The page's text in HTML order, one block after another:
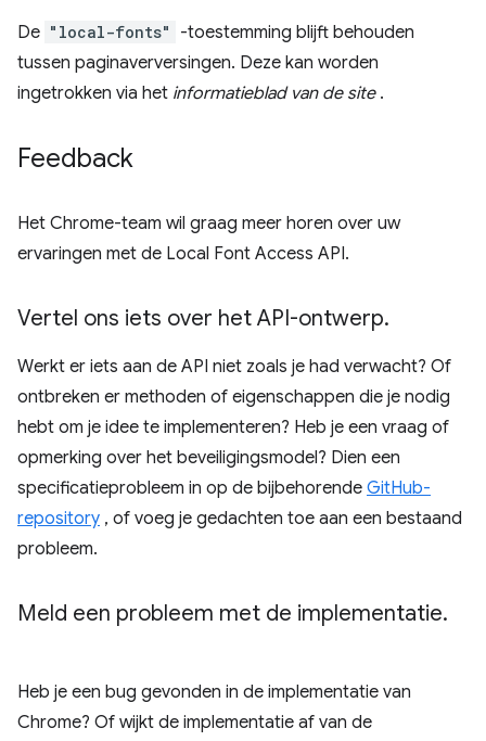
De "local-fonts"
-toestemming blijft behouden
tussen paginaverversingen. Deze kan worden
ingetrokken via het informatieblad van de site.
Feedback
Het Chrome-team wil graag meer horen over uw
ervaringen met de Local Font Access API.
Vertel ons iets over het API-ontwerp.
Werkt er iets aan de API niet zoals je had verwacht? Of
ontbreken er methoden of eigenschappen die je nodig
hebt om je idee te implementeren? Heb je een vraag of
opmerking over het beveiligingsmodel? Dien een
specificatieprobleem in op de bijbehorende GitHub-
repository , of voeg je gedachten toe aan een bestaand
probleem.
Meld een probleem met de implementatie.
Heb je een bug gevonden in de implementatie van
Chrome? Of wijkt de implementatie af van de